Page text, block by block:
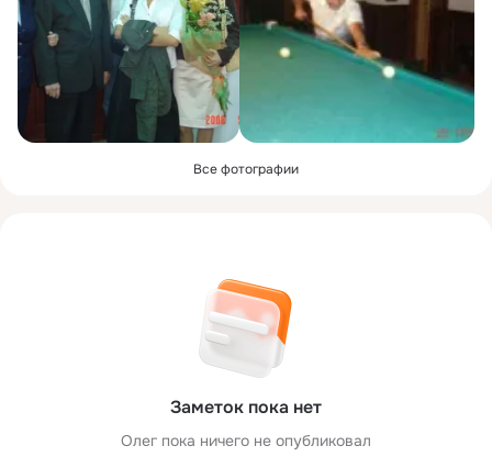
Все фотографии
Заметок пока нет
Олег пока ничего не опубликовал